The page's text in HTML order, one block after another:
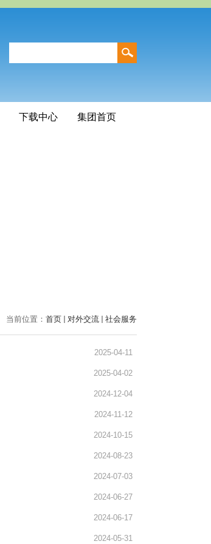
下载中心 集团首页
当前位置： 首页 对外交流 社会服务
2025-04-11
2025-04-02
2024-12-04
2024-11-12
2024-10-15
2024-08-23
2024-07-03
2024-06-27
2024-06-17
2024-05-31